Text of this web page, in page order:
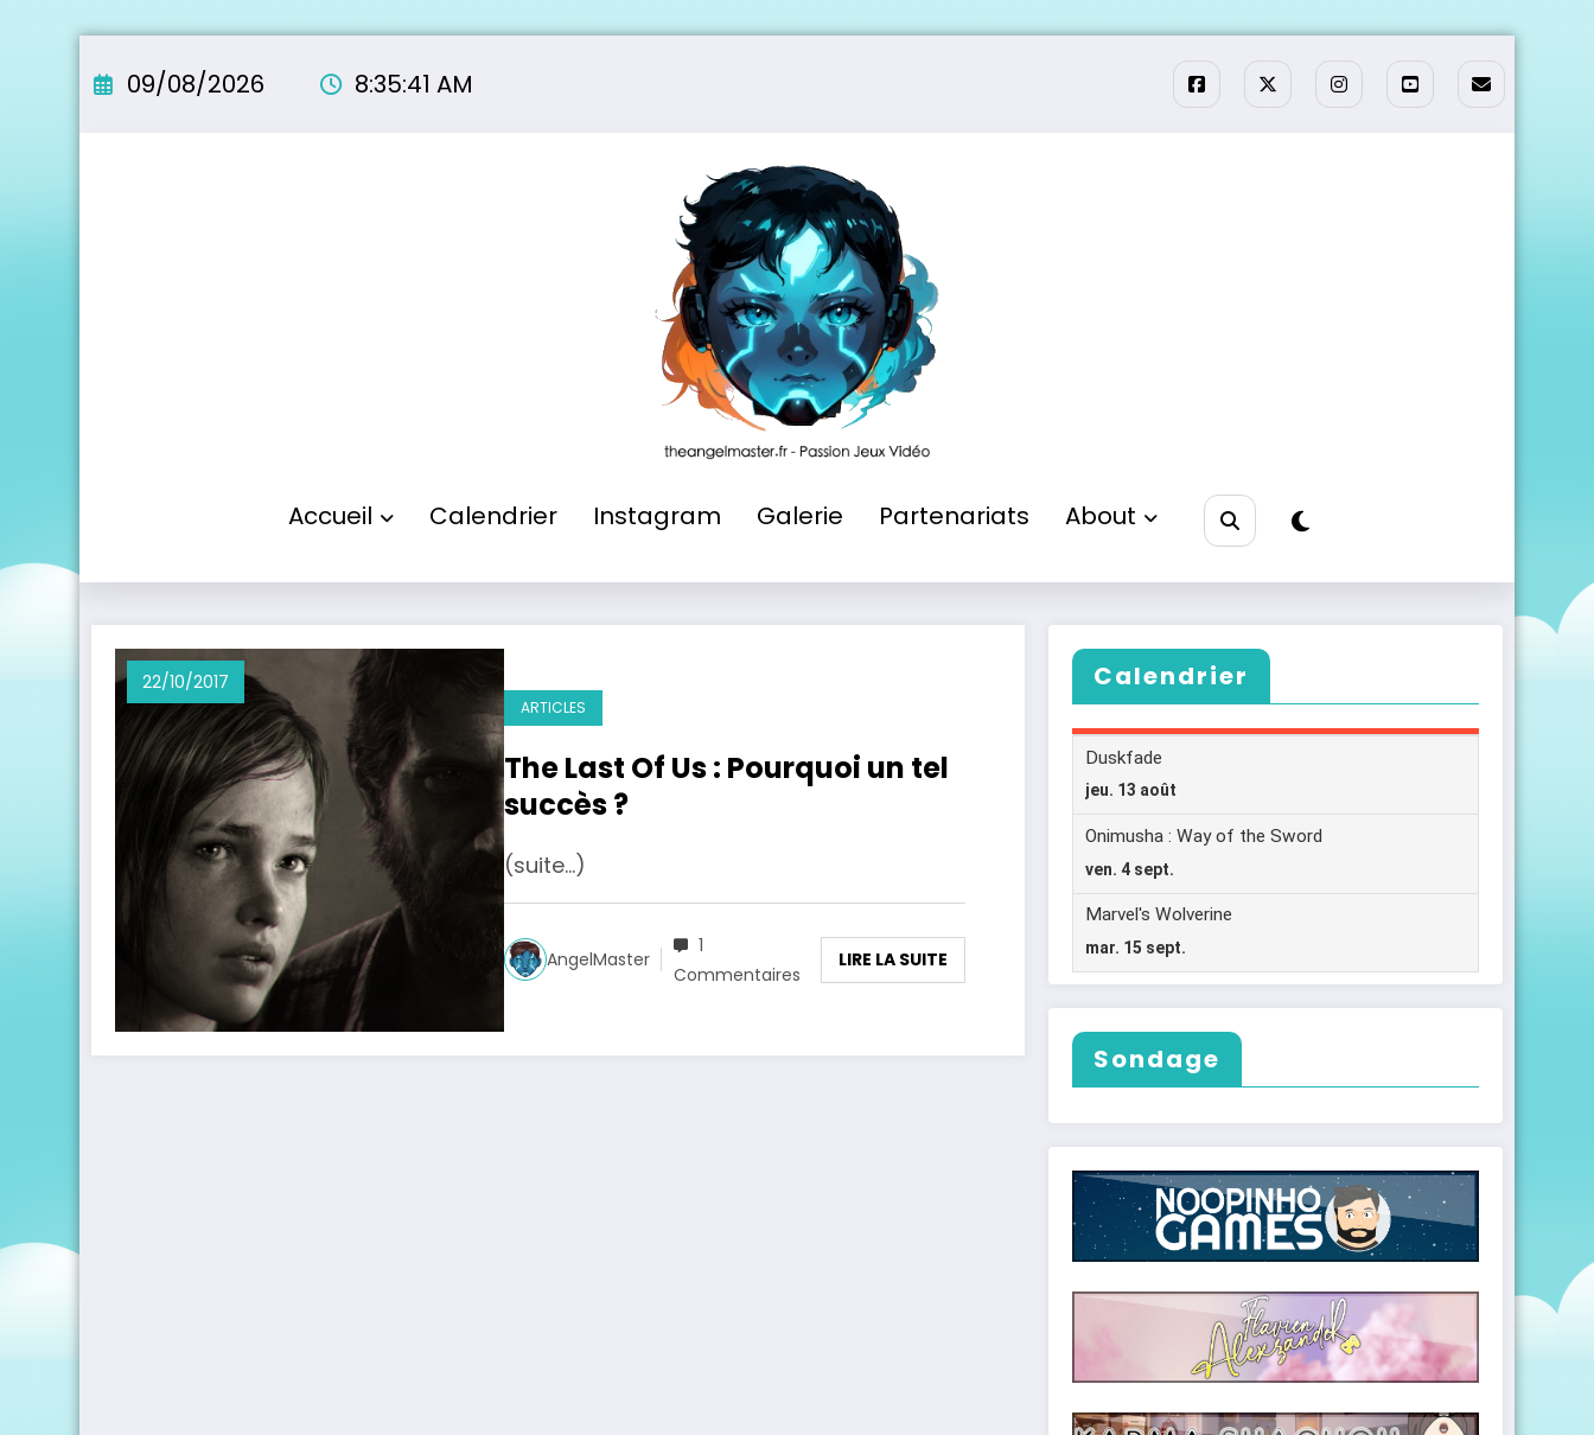
au
09/08/2026 8:35:42 AM
Accueil Calendrier Instagram Galerie Partenariats About
22/10/2017
ARTICLES
The Last Of Us : Pourquoi un tel
succès ?
(suite…)
AngelMaster
1
Commentaires
LIRE LA SUITE
Calendrier
Sondage